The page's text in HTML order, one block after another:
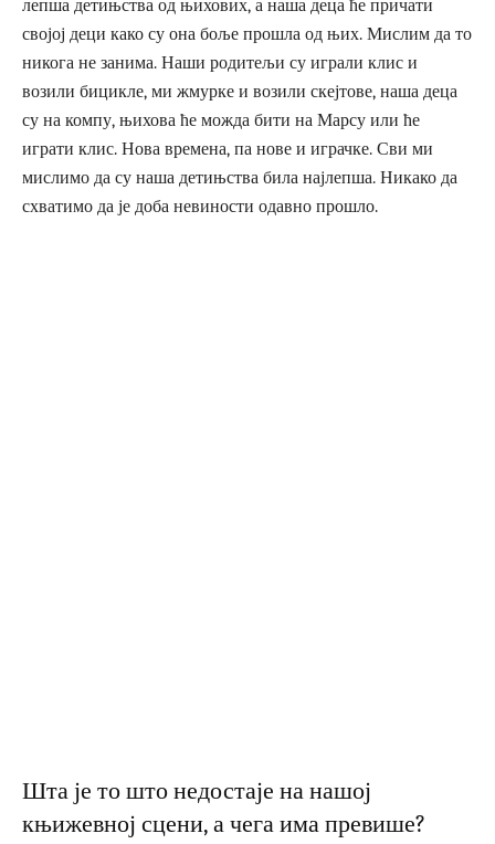
лепша детињства од њихових, а наша деца ће причати
својој деци како су она боље прошла од њих. Мислим да то
никога не занима. Наши родитељи су играли клис и
возили бицикле, ми жмурке и возили скејтове, наша деца
су на компу, њихова ће можда бити на Марсу или ће
играти клис. Нова времена, па нове и играчке. Сви ми
мислимо да су наша детињства била најлепша. Никако да
схватимо да је доба невиности одавно прошло.
Шта је то што недостаје на нашој
књижевној сцени, а чега има превише?